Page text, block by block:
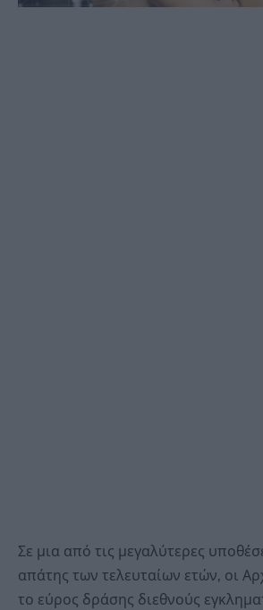
Σε μια από τις μεγαλύτερες
απάτης των τελευταίων ετών, οι
το εύρος δράσης διεθνούς